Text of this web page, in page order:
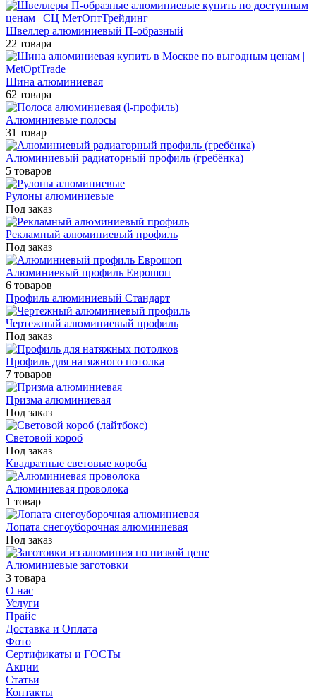
Швеллер алюминиевый П-образный
22 товара
Шина алюминиевая
62 товара
Алюминиевые полосы
31 товар
Алюминиевый радиаторный профиль (гребёнка)
5 товаров
Рулоны алюминиевые
Под заказ
Рекламный алюминиевый профиль
Под заказ
Алюминиевый профиль Еврошоп
6 товаров
Профиль алюминиевый Стандарт
Чертежный алюминиевый профиль
Под заказ
Профиль для натяжного потолка
7 товаров
Призма алюминиевая
Под заказ
Световой короб
Под заказ
Квадратные световые короба
Алюминиевая проволока
1 товар
Лопата снегоуборочная алюминиевая
Под заказ
Алюминиевые заготовки
3 товара
О нас
Услуги
Прайс
Доставка и Оплата
Фото
Сертификаты и ГОСТы
Акции
Статьи
Контакты